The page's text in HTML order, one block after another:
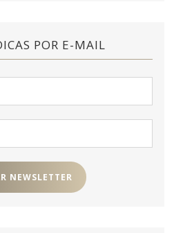
POR E-MAIL